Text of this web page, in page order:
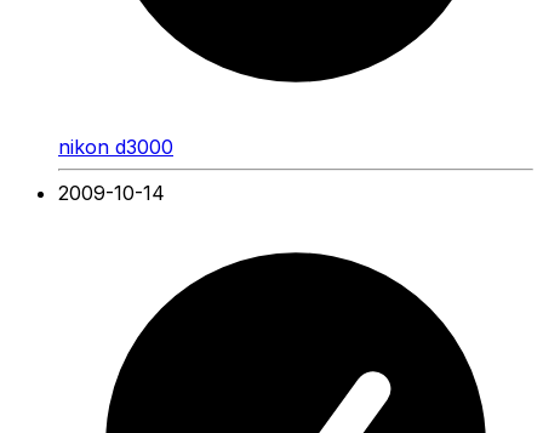
nikon d3000
2009-10-14